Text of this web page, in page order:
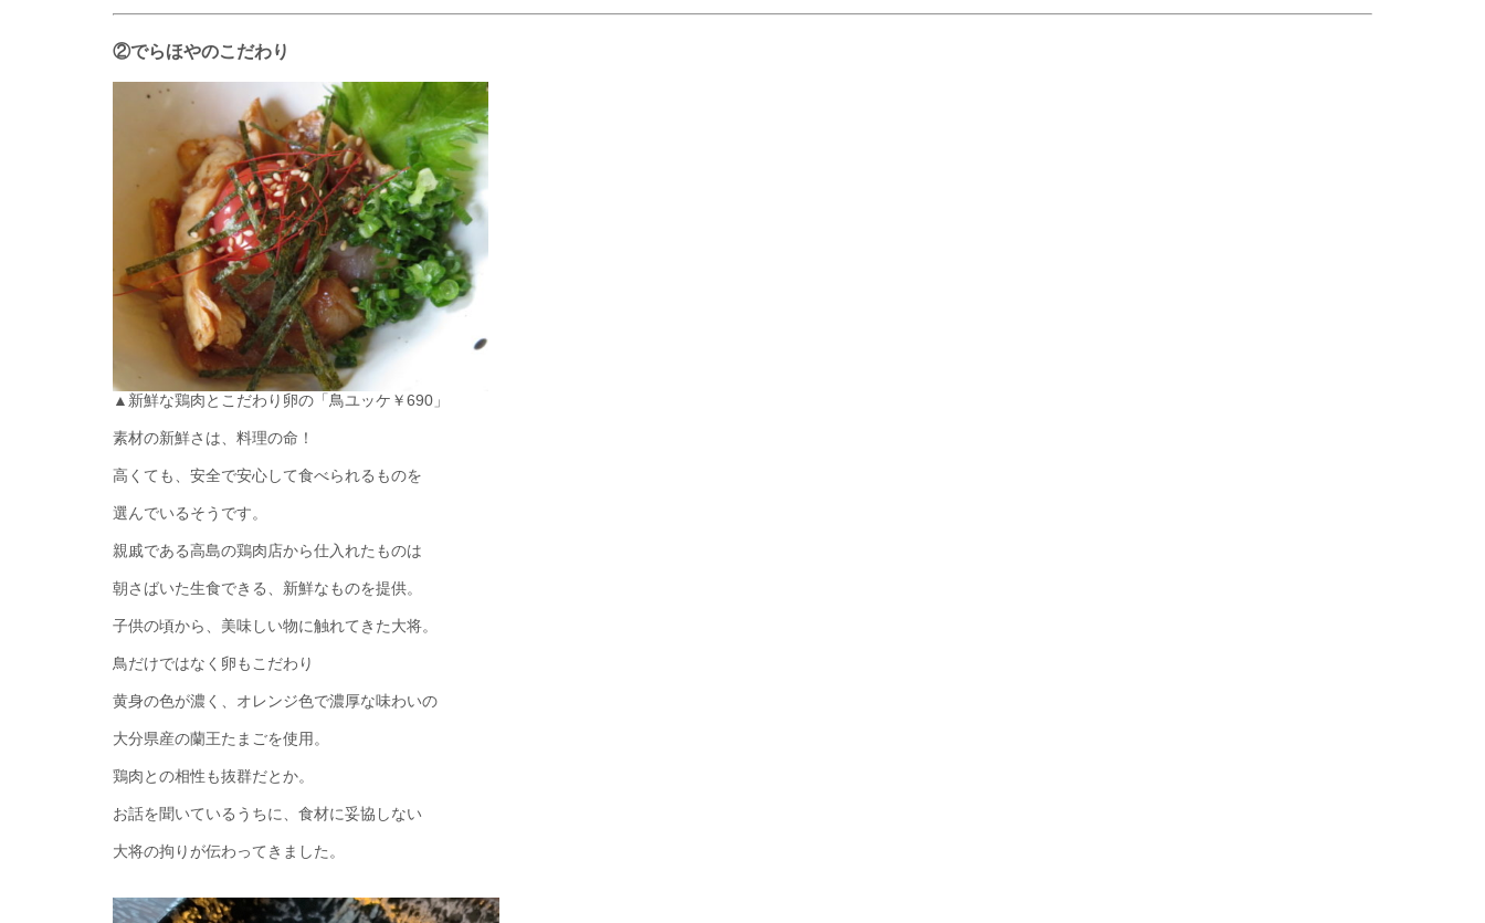
②でらほやのこだわり
▲新鮮な鶏肉とこだわり卵の「鳥ユッケ￥690」
素材の新鮮さは、料理の命！
高くても、安全で安心して食べられるものを
選んでいるそうです。
親戚である高島の鶏肉店から仕入れたものは
朝さばいた生食できる、新鮮なものを提供。
子供の頃から、美味しい物に触れてきた大将。
鳥だけではなく卵もこだわり
黄身の色が濃く、オレンジ色で濃厚な味わいの
大分県産の蘭王たまごを使用。
鶏肉との相性も抜群だとか。
お話を聞いているうちに、食材に妥協しない
大将の拘りが伝わってきました。